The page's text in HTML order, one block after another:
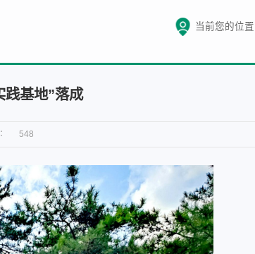
当前您的位置
践基地”落成
548